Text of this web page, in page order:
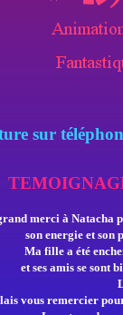
sur
merci à Natacha
son energie et son
Ma fille a été
et ses amis se sont
vous remercier